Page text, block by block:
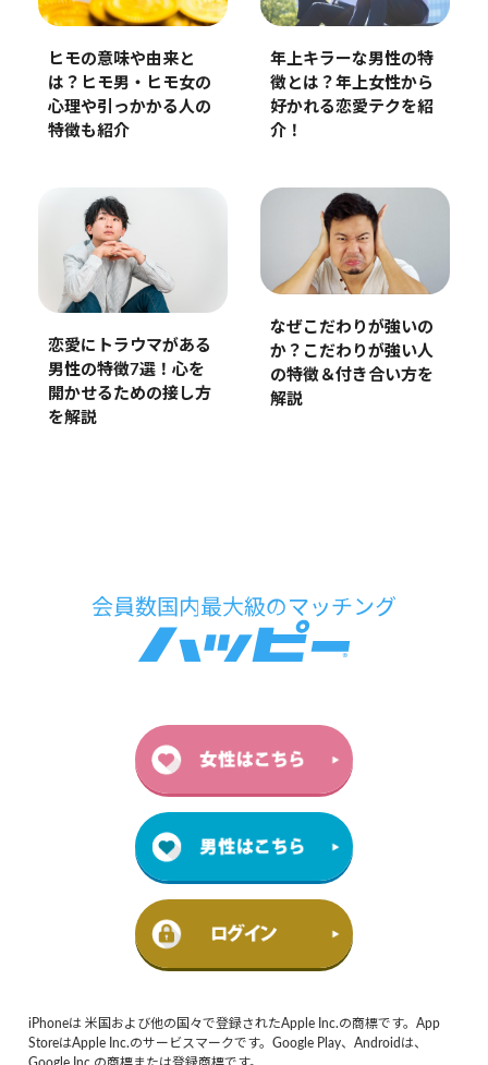
ヒモの意味や由来と
は？ヒモ男・ヒモ女の
心理や引っかかる人の
特徴も紹介
年上キラーな男性の特
徴とは？年上女性から
好かれる恋愛テクを紹
介！
恋愛にトラウマがある
男性の特徴7選！心を
開かせるための接し方
を解説
なぜこだわりが強いの
か？こだわりが強い人
の特徴＆付き合い方を
解説
iPhoneは 米国および他の国々で登録されたApple Inc.の商標です。App
StoreはApple Inc.のサービスマークです。Google Play、Androidは、